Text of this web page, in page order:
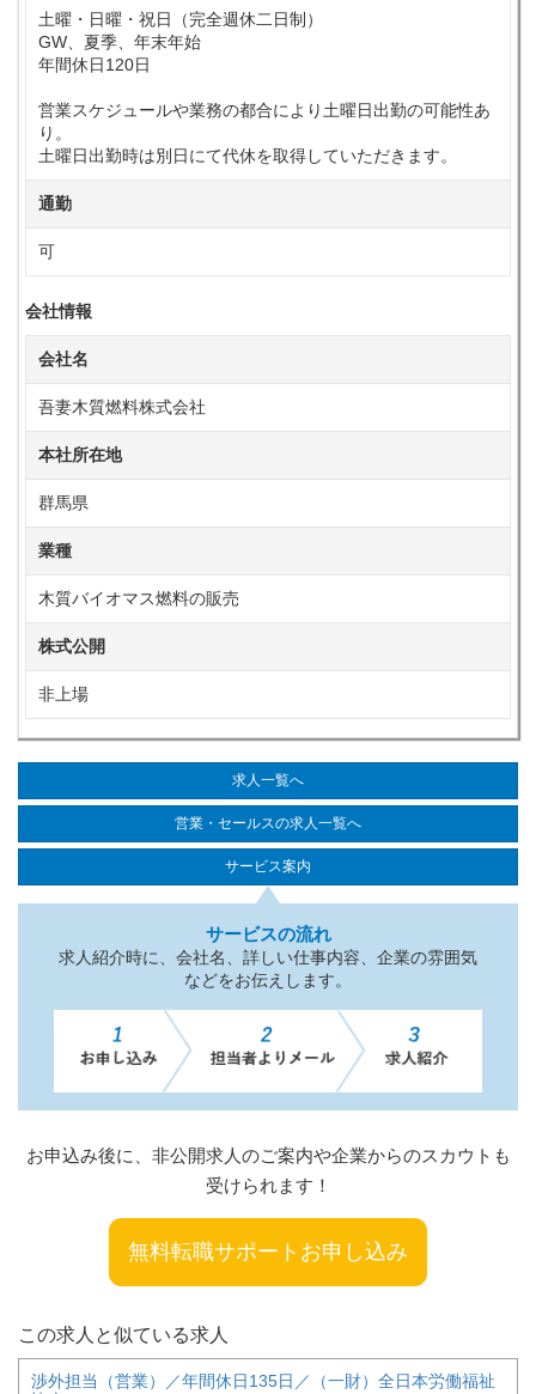
土曜・日曜・祝日（完全週休二日制）
GW、夏季、年末年始
年間休日120日
営業スケジュールや業務の都合により土曜日出勤の可能性あ
り。
土曜日出勤時は別日にて代休を取得していただきます。
通勤
可
会社情報
会社名
吾妻木質燃料株式会社
本社所在地
群馬県
業種
木質バイオマス燃料の販売
株式公開
非上場
求人一覧へ
営業・セールスの求人一覧へ
サービス案内
サービスの流れ
求人紹介時に、会社名、詳しい仕事内容、企業の雰囲気
などをお伝えします。
お申込み後に、非公開求人のご案内や企業からのスカウトも
受けられます！
無料転職サポートお申し込み
この求人と似ている求人
渉外担当（営業）／年間休日135日／（一財）全日本労働福祉